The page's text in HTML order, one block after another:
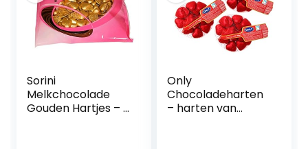
Sorini
Melkchocolade
Gouden Hartjes – 1
Only
Chocoladeharten
– harten van